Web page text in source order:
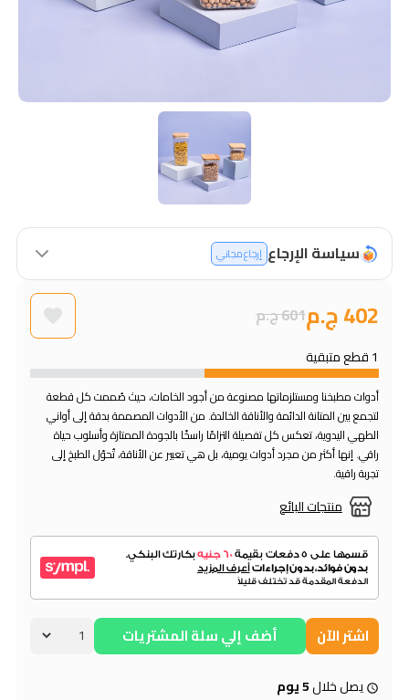
سياسة الإرجاع إرجاع مجاني
402 ج.م 601 ج.م
1 قطع متبقية
منتجات البائع
أدوات مطبخنا ومستلزماتها مصنوعة من أجود الخامات، حيث صُممت كل قطعة
لتجمع بين المتانة الدائمة والأناقة الخالدة. من الأدوات المصممة بدقة إلى أواني
الطهي اليدوية، تعكس كل تفصيلة التزامًا راسخًا بالجودة الممتازة وأسلوب حياة
راقي. إنها أكثر من مجرد أدوات يومية، بل هي تعبير عن الأناقة، تُحوّل الطبخ إلى
تجربة راقية.
اشتر الآن أضف إلي سلة المشتريات
يصل خلال5 يوم